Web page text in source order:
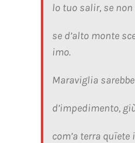
lo tuo salir, se non
se d’alto monte
imo.
Maraviglia
d’impedimento,
com’a terra quïete